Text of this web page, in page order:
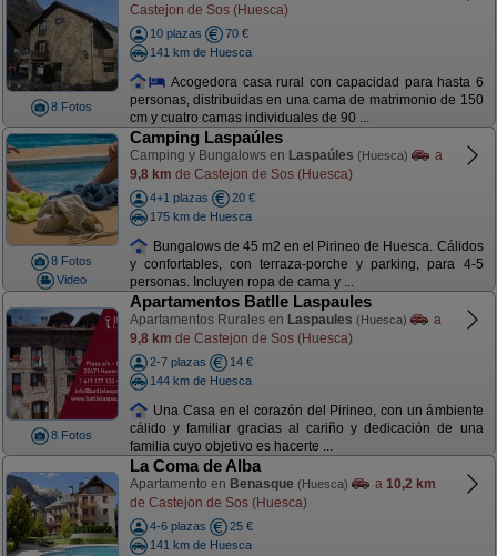
8 Fotos
Castejon de Sos (Huesca)
10 plazas
70 €
141 km de Huesca
Acogedora casa rural con capacidad para hasta 6
personas, distribuidas en una cama de matrimonio de 150
cm y cuatro camas individuales de 90 ...
8 Fotos
Video
Camping Laspaúles
Camping y Bungalows en Laspaúles (Huesca)
a
9,8 km de Castejon de Sos (Huesca)
4+1 plazas
20 €
175 km de Huesca
Bungalows de 45 m2 en el Pirineo de Huesca. Cálidos
y confortables, con terraza-porche y parking, para 4-5
personas. Incluyen ropa de cama y ...
8 Fotos
Apartamentos Batlle Laspaules
Apartamentos Rurales en Laspaules (Huesca)
a
9,8 km de Castejon de Sos (Huesca)
2-7 plazas
14 €
144 km de Huesca
Una Casa en el corazón del Pirineo, con un ámbiente
cálido y familiar gracias al cariño y dedicación de una
familia cuyo objetivo es hacerte ...
La Coma de Alba
Apartamento en Benasque (Huesca) a 10,2 km
de Castejon de Sos (Huesca)
4-6 plazas
25 €
141 km de Huesca